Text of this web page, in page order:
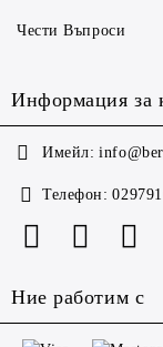
Чести Въпроси
Информация за
Имейл:
Телефон:
Ние работим с